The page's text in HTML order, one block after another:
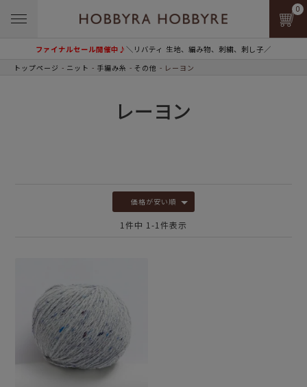
ファイナルセール開催中♪＼リバティ 生地、編み物、刺繍、刺し子／
0
トップページ ニット 手編み糸 その他 レーヨン
レーヨン
価格が安い順
1 件中 1 -1 件表示